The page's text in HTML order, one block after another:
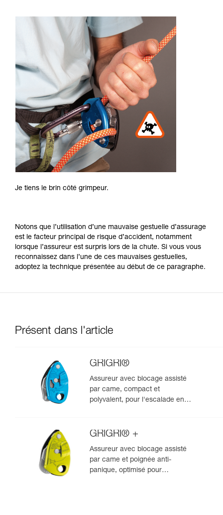
Je tiens le brin côté grimpeur.
Notons que l’utilisation d’une mauvaise gestuelle d’assurage
est le facteur principal de risque d’accident, notamment
lorsque l’assureur est surpris lors de la chute. Si vous vous
reconnaissez dans l’une de ces mauvaises gestuelles,
adoptez la technique présentée au début de ce paragraphe.
Présent dans l'article
GRIGRI®
Assureur avec blocage assisté
par came, compact et
polyvalent, pour l'escalade en
GRIGRI® +
Assureur avec blocage assisté
par came et poignée anti-
panique, optimisé pour